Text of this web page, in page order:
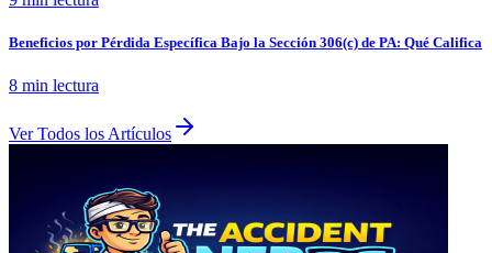
Beneficios por Pérdida Específica Bajo la Sección 306(c) de PA: Qué Califica
8 min lectura
Ver Todos los Artículos